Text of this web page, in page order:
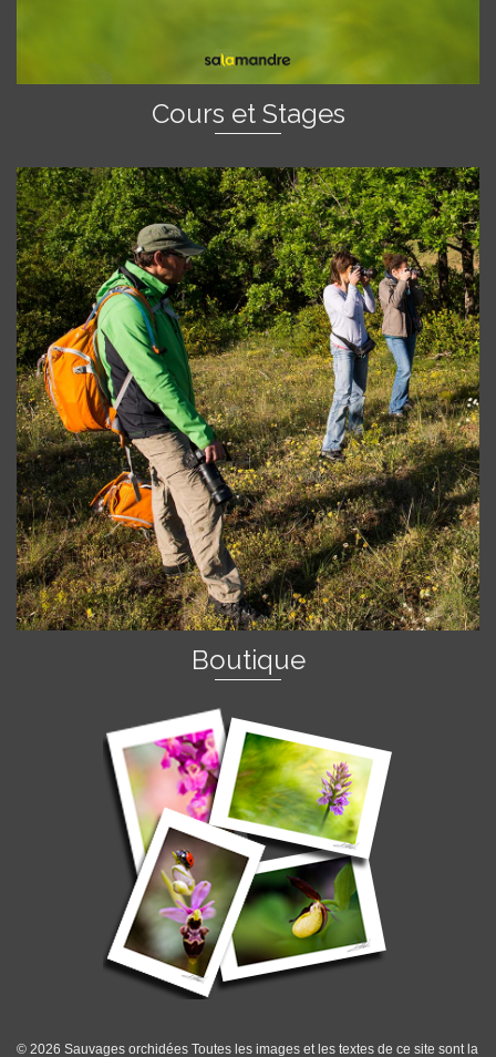
Cours et Stages
Boutique
© 2026 Sauvages orchidées Toutes les images et les textes de ce site sont la